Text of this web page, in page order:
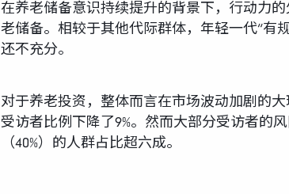
在养老储备意识持续提升的背景下，行动力
老储备。相较于其他代际群体，年轻一代“有
还不充分。
对于养老投资，整体而言在市场波动加剧的
受访者比例下降了9%。然而大部分受访者的
（40%）的人群占比超六成。